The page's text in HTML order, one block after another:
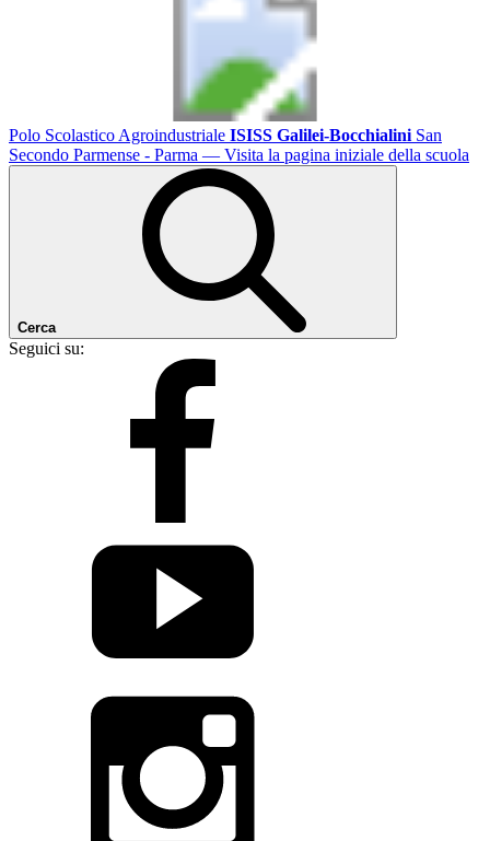
Polo Scolastico Agroindustriale ISISS Galilei-Bocchialini San
Secondo Parmense - Parma — Visita la pagina iniziale della scuola
Cerca
Seguici su: